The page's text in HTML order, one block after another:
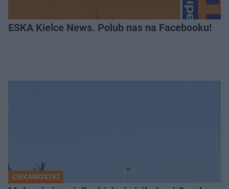
ESKA Kielce News. Polub nas na Facebooku!
CIEKAWOSTKI